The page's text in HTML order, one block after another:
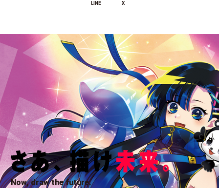
LINE X
Now, draw the future.